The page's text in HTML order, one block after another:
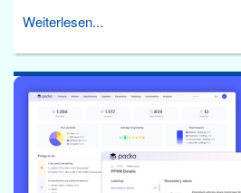
Weiterlesen...